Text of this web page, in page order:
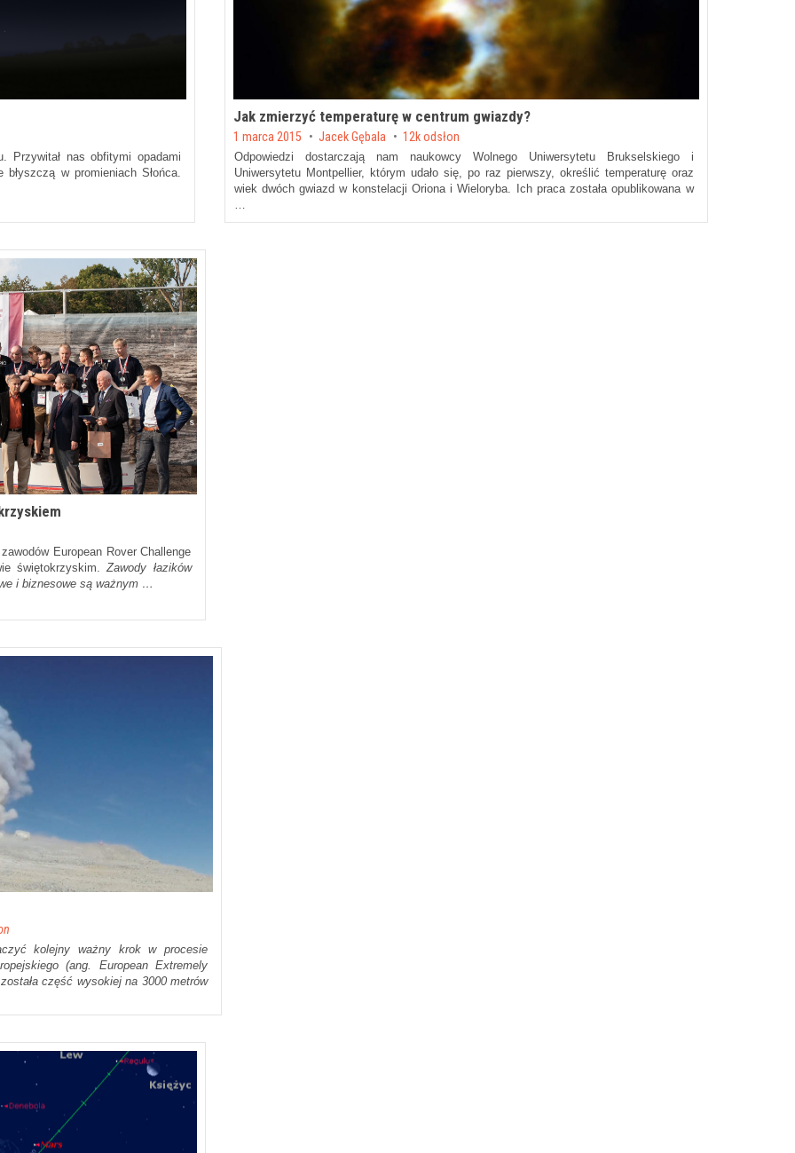
Przywitał nas obfitymi opadami
w promieniach Słońca.
Jak zmierzyć temperaturę w centrum gwiazdy?
Posted on
1 marca 2015 byJacek Gębala 12k odsłon
Odpowiedzi dostarczają nam naukowcy Wolnego Uniwersytetu Brukselskiego i
Uniwersytetu Montpellier, którym udało się, po raz pierwszy, określić temperaturę oraz
wiek dwóch gwiazd w konstelacji Oriona i Wieloryba. Ich praca została opublikowana w
…
European Rover Challenge
świętokrzyskim.Zawody łazików
i biznesowe są ważnym …
kolejny ważny krok w procesie
(ang. European Extremely
część wysokiej na 3000 metrów